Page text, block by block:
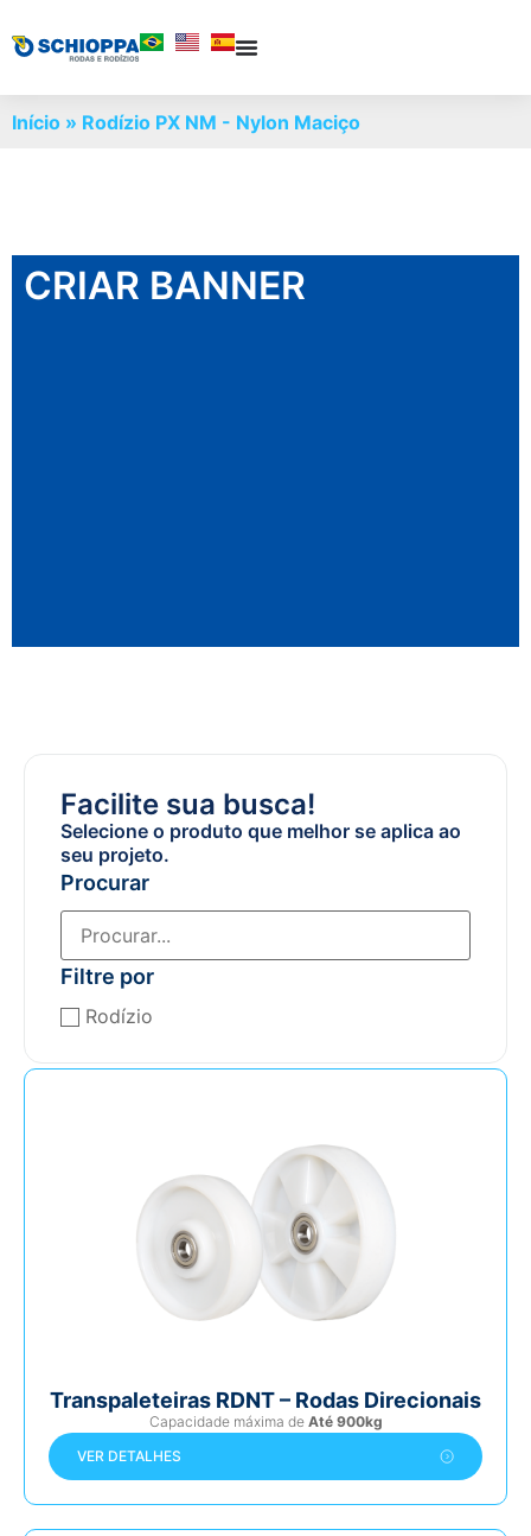
Início » Rodízio PX NM - Nylon Maciço
CRIAR BANNER
Facilite sua busca!
Selecione o produto que melhor se aplica ao
seu projeto.
Procurar
Filtre por
Rodízio
Transpaleteiras RDNT – Rodas Direcionais
Capacidade máxima de Até 900kg
VER DETALHES